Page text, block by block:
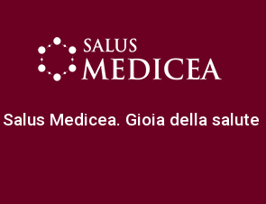
Salus Medicea. Gioia della salute